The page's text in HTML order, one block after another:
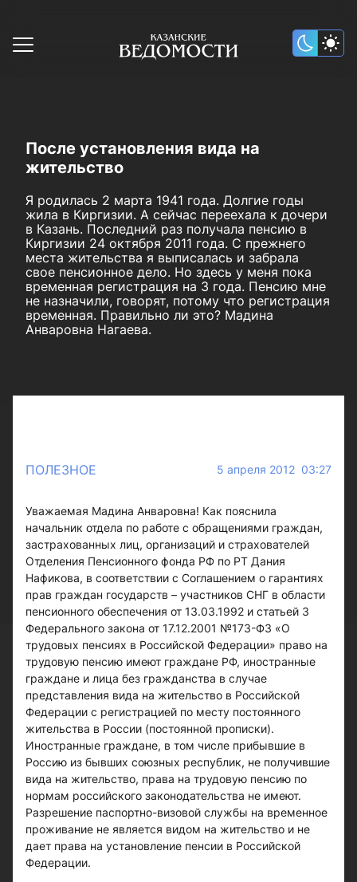
После установления вида на
жительство
Я родилась 2 марта 1941 года. Долгие годы
жила в Киргизии. А сейчас переехала к дочери
в Казань. Последний раз получала пенсию в
Киргизии 24 октября 2011 года. С прежнего
места жительства я выписалась и забрала
свое пенсионное дело. Но здесь у меня пока
временная регистрация на 3 года. Пенсию мне
не назначили, говорят, потому что регистрация
временная. Правильно ли это? Мадина
Анваровна Нагаева.
ПОЛЕЗНОЕ 5 апреля 2012 03:27
Уважаемая Мадина Анваровна! Как пояснила
начальник отдела по работе с обращениями граждан,
застрахованных лиц, организаций и страхователей
Отделения Пенсионного фонда РФ по РТ Дания
Нафикова, в соответствии с Соглашением о гарантиях
прав граждан государств – участников СНГ в области
пенсионного обеспечения от 13.03.1992 и статьей 3
Федерального закона от 17.12.2001 №173-ФЗ «О
трудовых пенсиях в Российской Федерации» право на
трудовую пенсию имеют граждане РФ, иностранные
граждане и лица без гражданства в случае
представления вида на жительство в Российской
Федерации с регистрацией по месту постоянного
жительства в России (постоянной прописки).
Иностранные граждане, в том числе прибывшие в
Россию из бывших союзных республик, не получившие
вида на жительство, права на трудовую пенсию по
нормам российского законодательства не имеют.
Разрешение паспортно-визовой службы на временное
проживание не является видом на жительство и не
дает права на установление пенсии в Российской
Федерации.